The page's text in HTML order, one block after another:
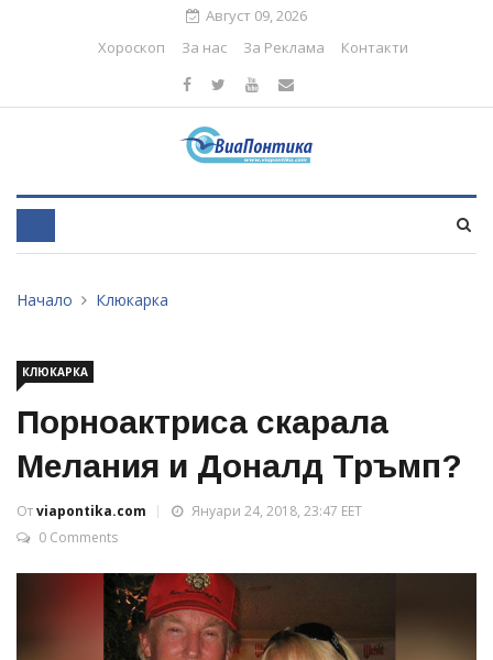
Август 09, 2026
Хороскоп
За нас За Реклама Контакти
Начало Клюкарка
КЛЮКАРКА
Порноактриса скарала
Мелания и Доналд Тръмп?
Отviapontika.com
Януари 24, 2018, 23:47 EET
0 Comments